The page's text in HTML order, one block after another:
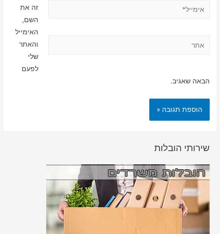
זה את
השם,
האימייל
והאתר
שלי
לפעם
הבאה שאגיב.
שירותי הובלות